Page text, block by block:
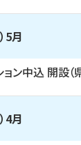
5月
ン中込 開設（
4月